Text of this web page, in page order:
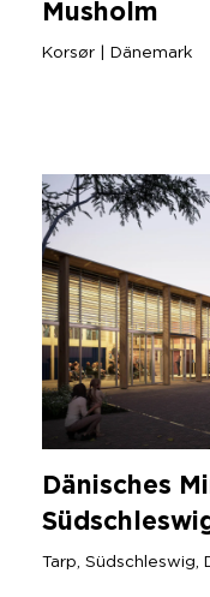
Musholm
Korsør | Dänemark
Dänisches
Tarp, Südschleswig,